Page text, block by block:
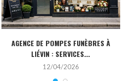
AGENCE DE POMPES FUNÈBRES À
LIÉVIN : SERVICES...
12/04/2026